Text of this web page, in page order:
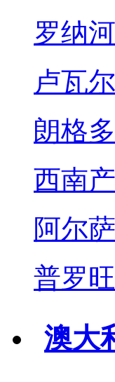
罗纳
卢瓦
朗格
西南
阿尔
普罗
澳大